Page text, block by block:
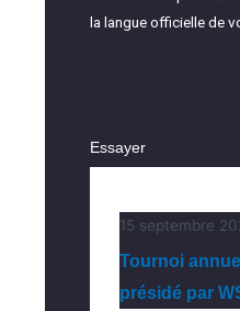
la langue officielle de
Essayer
15 septembre
Tournoi
présidé par